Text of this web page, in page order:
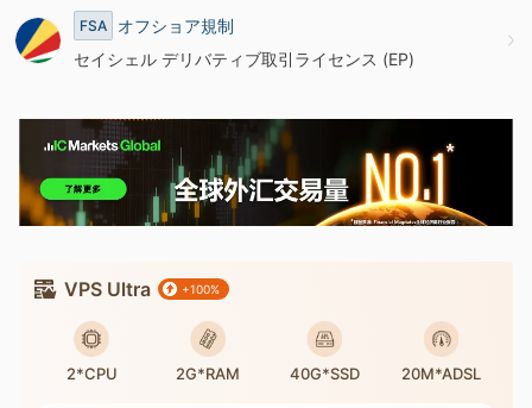
FSA
オフショア規制
セイシェル デリバティブ取引ライセンス (EP)
VPS Ultra +100%
2*CPU 2G*RAM 40G*SSD 20M*ADSL